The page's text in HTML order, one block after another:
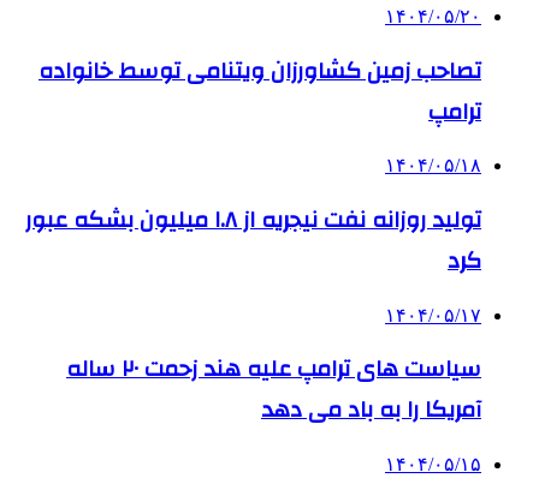
۱۴۰۴/۰۵/۲۰
تصاحب زمین کشاورزان ویتنامی توسط خانواده
ترامپ
۱۴۰۴/۰۵/۱۸
تولید روزانه نفت نیجریه از ۱.۸ میلیون بشکه عبور
کرد
۱۴۰۴/۰۵/۱۷
سیاست های ترامپ علیه هند زحمت ۲۰ ساله
آمریکا را به باد می دهد
۱۴۰۴/۰۵/۱۵